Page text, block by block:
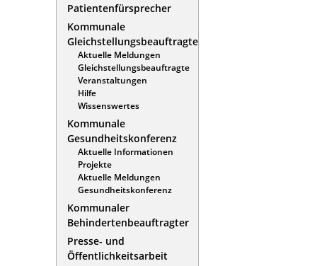
Patientenfürsprecher
Kommunale
Gleichstellungsbeauftragte
Aktuelle Meldungen
Gleichstellungsbeauftragte
Veranstaltungen
Hilfe
Wissenswertes
Kommunale
Gesundheitskonferenz
Aktuelle Informationen
Projekte
Aktuelle Meldungen
Gesundheitskonferenz
Kommunaler
Behindertenbeauftragter
Presse- und
Öffentlichkeitsarbeit